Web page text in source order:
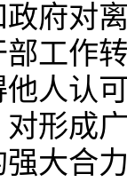
府对
工作
人认
形成
大合